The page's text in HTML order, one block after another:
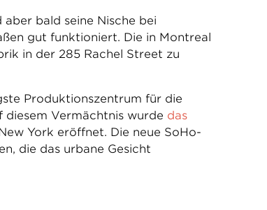
bald seine Nische bei
gut funktioniert. Die in Montreal
in der 285 Rachel Street zu
Produktionszentrum für die
Vermächtnis wurde das
York eröffnet. Die neue SoHo-
die das urbane Gesicht